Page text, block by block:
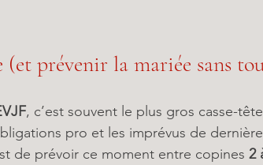
prévenir la mariée sans
, c’est souvent le plus gros casse-
pro et les imprévus de
de prévoir ce moment entre copines 2